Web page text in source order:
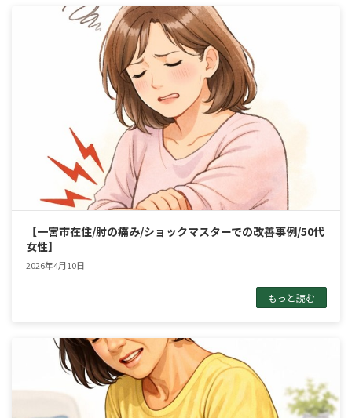
【一宮市在住/肘の痛み/ショックマスターでの改善事例/50代
女性】
2026年4月10日
もっと読む